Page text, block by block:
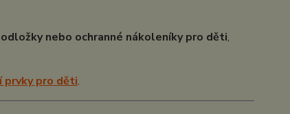
nebo ochranné nákoleníky pro děti,
prvky pro děti.